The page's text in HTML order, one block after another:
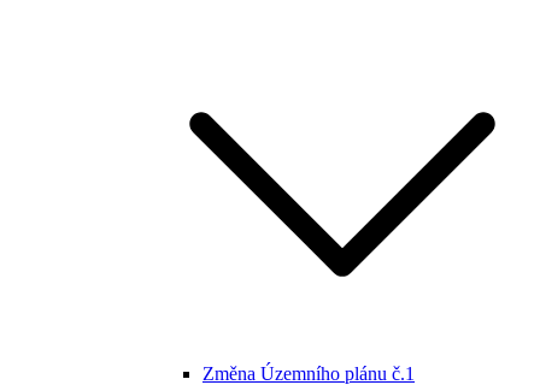
Změna Územního plánu č.1